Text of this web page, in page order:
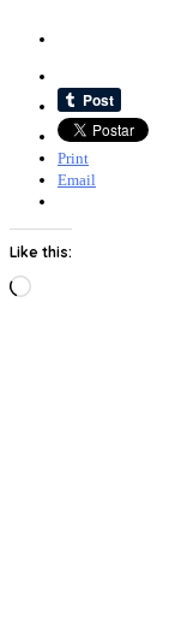
Print
Email
Like this:
Loading…